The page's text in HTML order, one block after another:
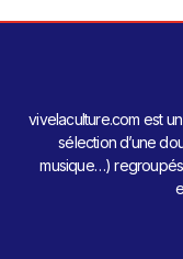
vivelaculture.com est
sélection d’une
musique…) regroupés